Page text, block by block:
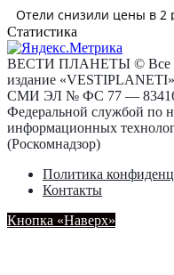
Статистика
ВЕСТИ ПЛАНЕТЫ © Все
издание «VESTIPLANETI»
СМИ ЭЛ № ФС 77 — 83416
Федеральной службой по
информационных
(Роскомнадзор)
Политика
Контакты
Кнопка «Наверх»